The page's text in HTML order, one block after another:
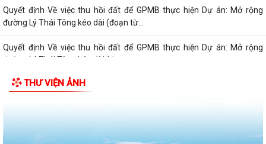
Quyết định Về việc thu hồi đất để GPMB thực hiện Dự án: Mở rộng
đường Lý Thái Tông kéo dài (đoạn từ...
Quyết định Về việc thu hồi đất để GPMB thực hiện Dự án: Mở rộng
đường Lý Thái Tông kéo dài (đoạn...
Quyết định Về việc thu hồi đất để GPMB thực hiện Dự án: Mở rộng
đường Lý Thái Tông kéo dài (đoạn...
THƯ VIỆN ẢNH